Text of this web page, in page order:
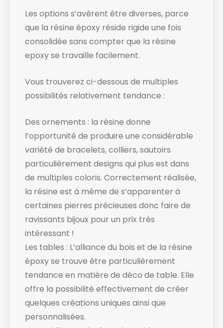
Les options s’avèrent être diverses, parce
que la résine époxy réside rigide une fois
consolidée sans compter que la résine
epoxy se travaille facilement.
Vous trouverez ci-dessous de multiples
possibilités relativement tendance :
Des ornements : la résine donne
l’opportunité de produire une considérable
variété de bracelets, colliers, sautoirs
particulièrement designs qui plus est dans
de multiples coloris. Correctement réalisée,
la résine est à même de s’apparenter à
certaines pierres précieuses donc faire de
ravissants bijoux pour un prix très
intéressant !
Les tables : L’alliance du bois et de la résine
époxy se trouve être particulièrement
tendance en matière de déco de table. Elle
offre la possibilité effectivement de créer
quelques créations uniques ainsi que
personnalisées.